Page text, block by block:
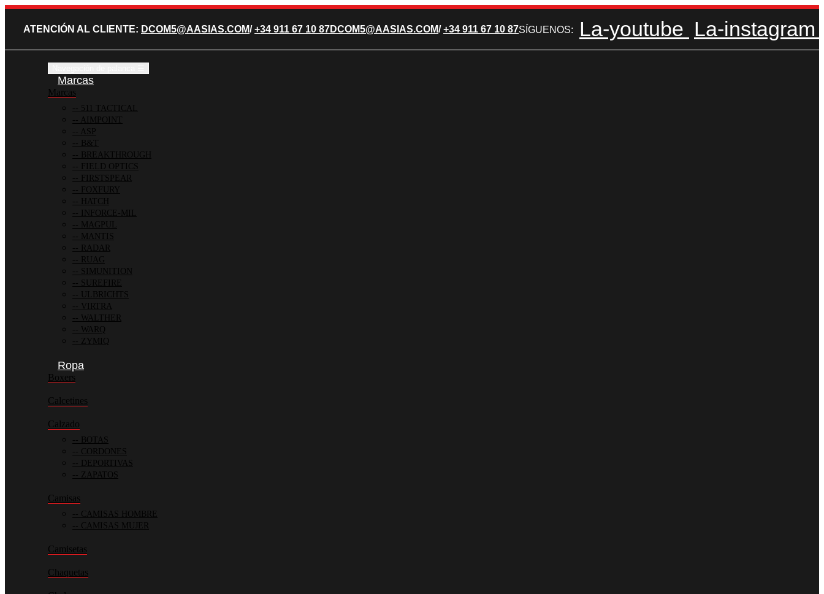
ATENCIÓN AL CLIENTE: DCOM5@AASIAS.COM/+34 911 67 10 87DCOM5@AASIAS.COM/+34 911 67 10 87SÍGUENOS: La-youtube La-instagram
Marcas
Marcas
511 TACTICAL
AIMPOINT
ASP
B&T
BREAKTHROUGH
FIELD OPTICS
FIRSTSPEAR
FOXFURY
HATCH
INFORCE-MIL
MAGPUL
MANTIS
RADAR
RUAG
SIMUNITION
SUREFIRE
ULBRICHTS
VIRTRA
WALTHER
WARQ
ZYMIQ
Ropa
Boxers
Calcetines
Calzado
BOTAS
CORDONES
DEPORTIVAS
ZAPATOS
Camisas
CAMISAS HOMBRE
CAMISAS MUJER
Camisetas
Chaquetas